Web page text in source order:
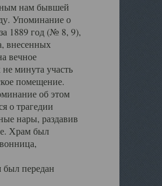
нам бывшей
Упоминание о
1889 год (№ 8, 9),
внесенных
вечное
минута участь
помещение.
об этом
о трагедии
нары, раздавив
Храм был
был передан